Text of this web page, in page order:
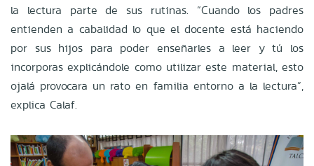
la lectura parte de sus rutinas. “Cuando los padres
entienden a cabalidad lo que el docente está haciendo
por sus hijos para poder enseñarles a leer y tú los
incorporas explicándole como utilizar este material, esto
ojalá provocara un rato en familia entorno a la lectura”,
explica Calaf.